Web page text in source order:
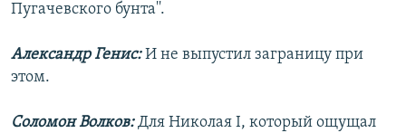
Пугачевского бунта''.
Александр Генис:И не выпустил заграницу при
этом.
Соломон Волков:Для Николая I, который ощущал